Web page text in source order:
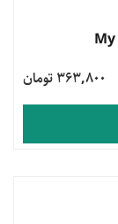
363,800 تومان